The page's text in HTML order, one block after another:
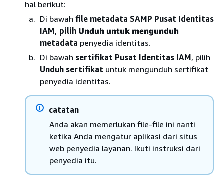
hal berikut:
Di bawah file metadata SAMP Pusat Identitas
IAM, pilih Unduh untuk mengunduh
metadata penyedia identitas.
Di bawah sertifikat Pusat Identitas IAM, pilih
Unduh sertifikat untuk mengunduh sertifikat
penyedia identitas.
catatan
Anda akan memerlukan file-file ini nanti
ketika Anda mengatur aplikasi dari situs
web penyedia layanan. Ikuti instruksi dari
penyedia itu.